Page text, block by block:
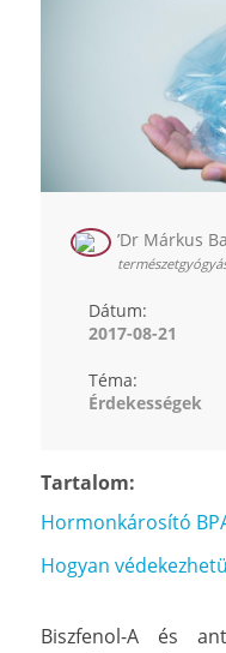
’Dr Márkus
Dátum:
2017-08-21
Téma:
Érdekességek
Tartalom:
Hormonkárosító
Hogyan
Biszfenol-A és